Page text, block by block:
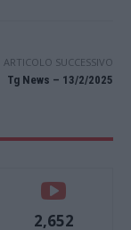
ARTICOLO SUCCESSIVO
Tg News – 13/2/2025
2,652